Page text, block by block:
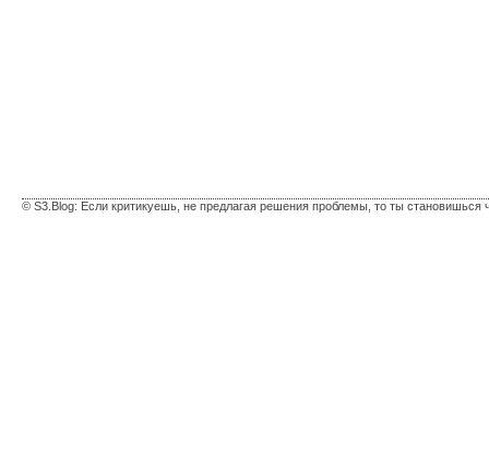
© S3.Blog: Если критикуешь, не предлагая решения проблемы, то ты становишься